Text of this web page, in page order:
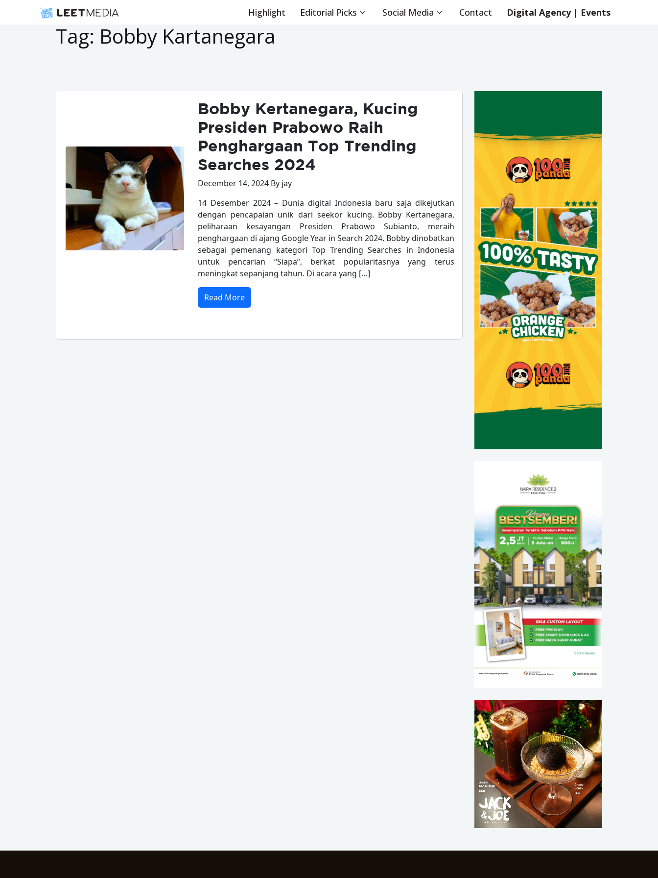
Highlight Editorial Picks Social Media Contact Digital Agency | Events
Tag: Bobby Kartanegara
Bobby Kertanegara, Kucing
Presiden Prabowo Raih
Penghargaan Top Trending
Searches 2024
December 14, 2024 By jay
14 Desember 2024 – Dunia digital Indonesia baru saja dikejutkan
dengan pencapaian unik dari seekor kucing. Bobby Kertanegara,
peliharaan kesayangan Presiden Prabowo Subianto, meraih
penghargaan di ajang Google Year in Search 2024. Bobby dinobatkan
sebagai pemenang kategori Top Trending Searches in Indonesia
untuk pencarian “Siapa”, berkat popularitasnya yang terus
meningkat sepanjang tahun. Di acara yang […]
Read More